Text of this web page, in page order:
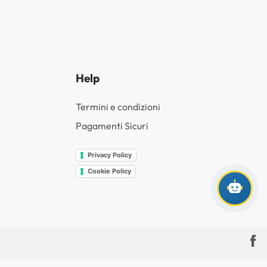
Help
Termini e condizioni
Pagamenti Sicuri
Privacy Policy
Cookie Policy